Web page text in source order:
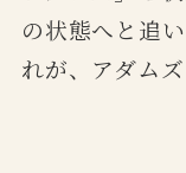
の状態へと追
れが、アダム